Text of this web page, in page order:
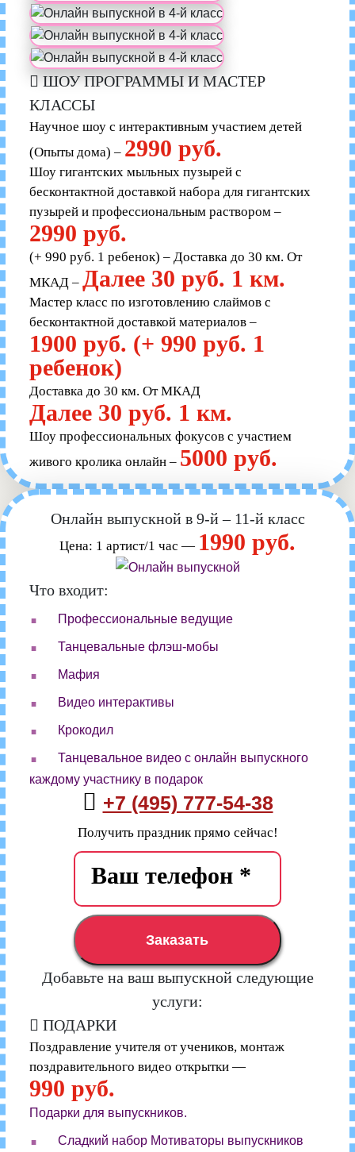
ШОУ ПРОГРАММЫ И МАСТЕР
КЛАССЫ
Научное шоу с интерактивным участием детей
(Опыты дома) – 2990 руб.
Шоу гигантских мыльных пузырей с
бесконтактной доставкой набора для гигантских
пузырей и профессиональным раствором –
2990 руб.
(+ 990 руб. 1 ребенок) – Доставка до 30 км. От
МКАД – Далее 30 руб. 1 км.
Мастер класс по изготовлению слаймов с
бесконтактной доставкой материалов –
1900 руб. (+ 990 руб. 1
ребенок)
Доставка до 30 км. От МКАД
Далее 30 руб. 1 км.
Шоу профессиональных фокусов с участием
живого кролика онлайн – 5000 руб.
Онлайн выпускной в 9-й – 11-й класс
Цена: 1 артист/1 час — 1990 руб.
Что входит:
. Профессиональные ведущие
. Танцевальные флэш-мобы
. Мафия
. Видео интерактивы
. Крокодил
.
Танцевальное видео с онлайн выпускного
каждому участнику в подарок
+7 (495) 777-54-38
Получить праздник прямо сейчас!
Заказать
Добавьте на ваш выпускной следующие
услуги:
ПОДАРКИ
Поздравление учителя от учеников, монтаж
поздравительного видео открытки —
990 руб.
Подарки для выпускников.
.
Сладкий набор Мотиваторы выпускников